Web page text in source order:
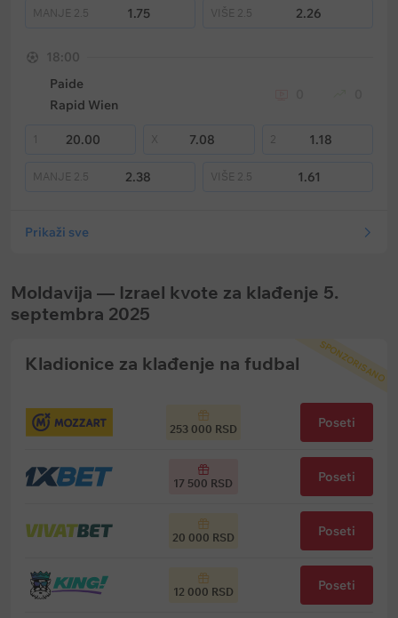
MANJE 2.5 1.75 VIŠE 2.5 2.26
18:00
Paide
Rapid Wien
1 20.00 7.08 2 1.18
MANJE 2.5 2.38 VIŠE 2.5 1.61
Prikaži sve
Moldavija — Izrael kvote za klađenje 5.
septembra 2025
SPONZORISANO
Kladionice za klađenje na fudbal
253 000 RSD Poseti
17 500 RSD Poseti
20 000 RSD Poseti
12 000 RSD Poseti